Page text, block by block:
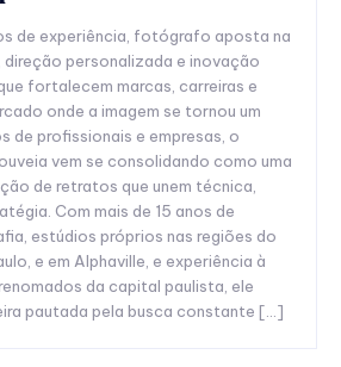
de experiência, fotógrafo aposta na
personalizada e inovação
fortalecem marcas, carreiras e
onde a imagem se tornou um
de profissionais e empresas, o
vem se consolidando como uma
de retratos que unem técnica,
Com mais de 15 anos de
estúdios próprios nas regiões do
e em Alphaville, e experiência à
da capital paulista, ele
pautada pela busca constante […]